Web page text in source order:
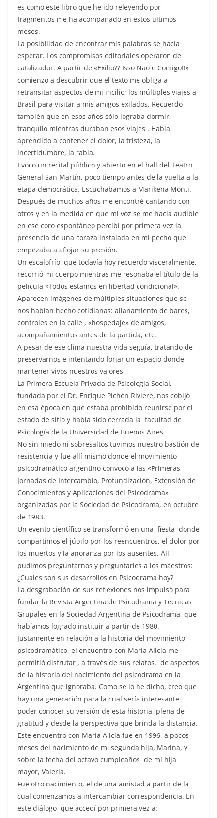
es como este libro que he ido releyendo por
fragmentos me ha acompañado en estos últimos
meses.
La posibilidad de encontrar mis palabras se hacía
esperar. Los compromisos editoriales operaron de
catalizador. A partir de «Exilio?? Isso Nao e Comigo!!»
comienzo a descubrir que el texto me obliga a
retransitar aspectos de mi incilio; los múltiples viajes a
Brasil para visitar a mis amigos exilados. Recuerdo
también que en esos años sólo lograba dormir
tranquilo mientras duraban esos viajes . Había
aprendido a contener el dolor, la tristeza, la
incertidumbre, la rabia.
Evoco un recital público y abierto en el hall del Teatro
General San Martín, poco tiempo antes de la vuelta a la
etapa democrática. Escuchabamos a Marikena Monti.
Después de muchos años me encontré cantando con
otros y en la medida en que mi voz se me hacía audible
en ese coro espontáneo percibí por primera vez la
presencia de una coraza instalada en mi pecho que
empezaba a aflojar su presión.
Un escalofrío, que todavía hoy recuerdo visceralmente,
recorrió mi cuerpo mientras me resonaba el título de la
película «Todos estamos en libertad condicional».
Aparecen imágenes de múltiples situaciones que se
nos habían hecho cotidianas: allanamiento de bares,
controles en la calle , «hospedaje» de amigos,
acompañamientos antes de la partida, etc.
A pesar de ese clima nuestra vida seguía, tratando de
preservarnos e intentando forjar un espacio donde
mantener vivos nuestros valores.
La Primera Escuela Privada de Psicología Social,
fundada por el Dr. Enrique Pichón Riviere, nos cobijó
en esa época en que estaba prohibido reunirse por el
estado de sitio y había sido cerrada la facultad de
Psicología de la Universidad de Buenos Aires.
No sin miedo ni sobresaltos tuvimos nuestro bastión de
resistencia y fue allí mismo donde el movimiento
psicodramático argentino convocó a las «Primeras
Jornadas de Intercambio, Profundización, Extensión de
Conocimientos y Aplicaciones del Psicodrama»
organizadas por la Sociedad de Psicodrama, en octubre
de 1983.
Un evento científico se transformó en una fiesta donde
compartimos el júbilo por los reencuentros, el dolor por
los muertos y la añoranza por los ausentes. Allí
pudimos preguntarnos y preguntarles a los maestros:
¿Cuáles son sus desarrollos en Psicodrama hoy?
La desgrabación de sus reflexiones nos impulsó para
fundar la Revista Argentina de Psicodrama y Técnicas
Grupales en la Sociedad Argentina de Psicodrama, que
habíamos logrado instituir a partir de 1980.
Justamente en relación a la historia del movimiento
psicodramático, el encuentro con María Alicia me
permitió disfrutar , a través de sus relatos, de aspectos
de la historia del nacimiento del psicodrama en la
Argentina que ignoraba. Como se lo he dicho, creo que
hay una generación para la cual sería interesante
poder conocer su versión de esta historia, plena de
gratitud y desde la perspectiva que brinda la distancia.
Este encuentro con María Alicia fue en 1996, a pocos
meses del nacimiento de mi segunda hija, Marina, y
sobre la fecha del octavo cumpleaños de mi hija
mayor, Valeria.
Fue otro nacimiento, el de una amistad a partir de la
cual comenzamos a intercambiar correspondencia. En
este diálogo que accedí por primera vez a: